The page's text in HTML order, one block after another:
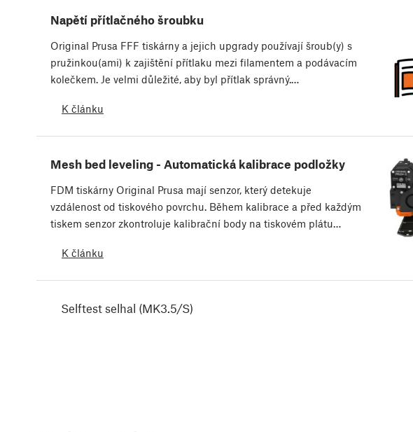
Napětí přítlačného šroubku
Original Prusa FFF tiskárny a jejich upgrady používají šroub(y) s
pružinkou(ami) k zajištění přítlaku mezi filamentem a podávacím
kolečkem. Je velmi důležité, aby byl přítlak správný.…
K článku
Mesh bed leveling - Automatická kalibrace podložky
FDM tiskárny Original Prusa mají senzor, který detekuje
vzdálenost od tiskového povrchu. Během kalibrace a před každým
tiskem senzor zkontroluje kalibrační body na tiskovém plátu…
K článku
Selftest selhal (MK3.5/S)